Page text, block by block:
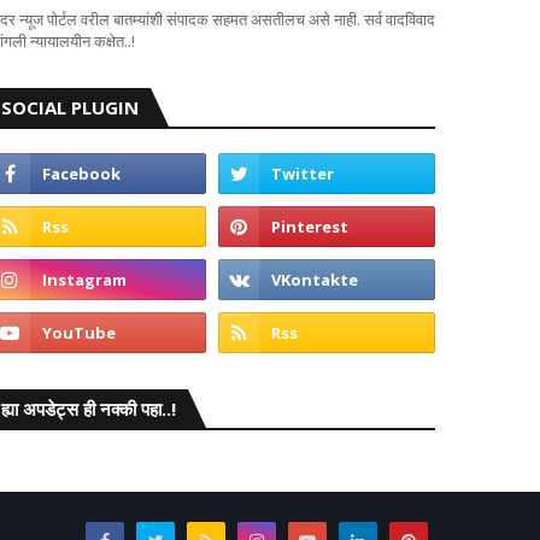
न्यूज पोर्टल वरील बातम्यांशी संपादक सहमत असतीलच असे नाही. सर्व वादविवाद
न्यायालयीन कक्षेत..!
SOCIAL PLUGIN
ह्या अपडेट्स ही नक्की पहा..!